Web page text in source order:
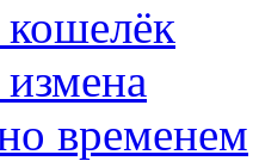
временем